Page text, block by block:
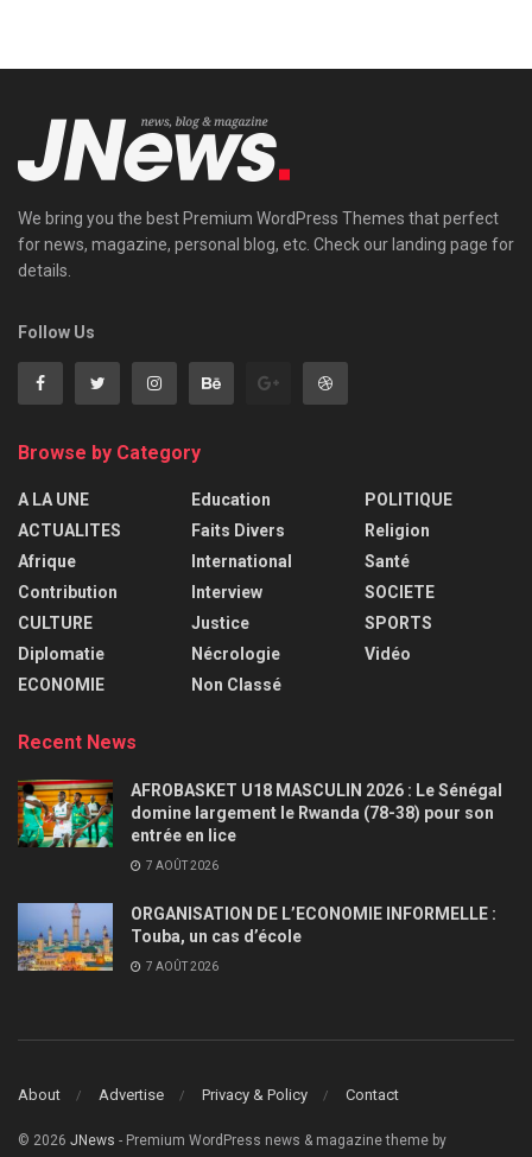
We bring you the best Premium WordPress Themes that perfect
for news, magazine, personal blog, etc. Check our landing page for
details.
Follow Us
Browse by Category
A LA UNE
ACTUALITES
Afrique
Contribution
CULTURE
Diplomatie
ECONOMIE
Education
Faits Divers
International
Interview
Justice
Nécrologie
Non Classé
POLITIQUE
Religion
Santé
SOCIETE
SPORTS
Vidéo
Recent News
AFROBASKET U18 MASCULIN 2026 : Le Sénégal
domine largement le Rwanda (78-38) pour son
entrée en lice
7 AOÛT 2026
ORGANISATION DE L’ECONOMIE INFORMELLE :
Touba, un cas d’école
7 AOÛT 2026
About Advertise Privacy & Policy Contact
© 2026 JNews - Premium WordPress news & magazine theme by